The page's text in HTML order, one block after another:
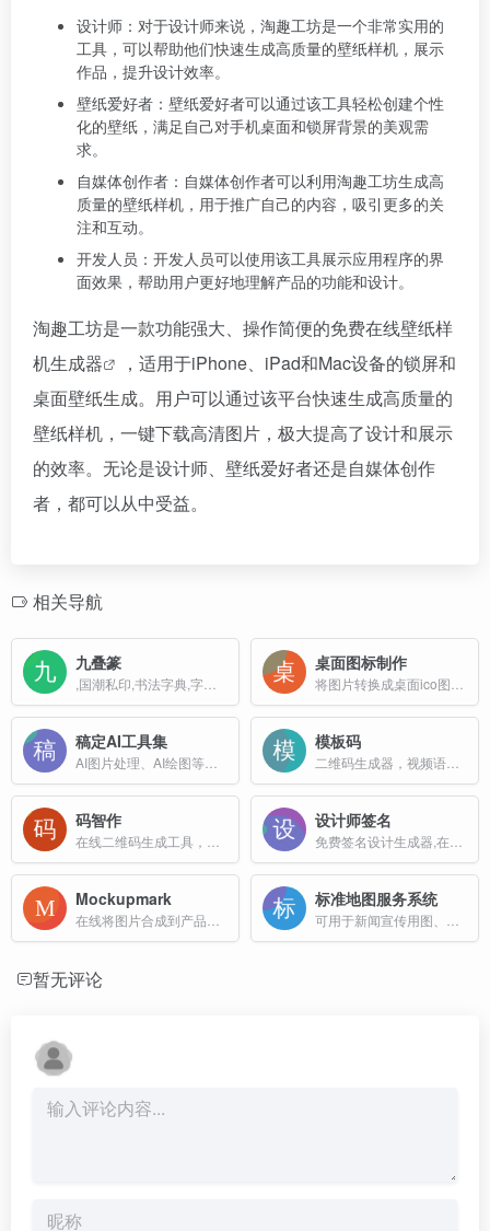
设计师：对于设计师来说，淘趣工坊是一个非常实用的
工具，可以帮助他们快速生成高质量的壁纸样机，展示
作品，提升设计效率。
壁纸爱好者：壁纸爱好者可以通过该工具轻松创建个性
化的壁纸，满足自己对手机桌面和锁屏背景的美观需
求。
自媒体创作者：自媒体创作者可以利用淘趣工坊生成高
质量的壁纸样机，用于推广自己的内容，吸引更多的关
注和互动。
开发人员：开发人员可以使用该工具展示应用程序的界
面效果，帮助用户更好地理解产品的功能和设计。
淘趣工坊是一款功能强大、操作简便的免费在线壁纸样
机生成器
，适用于iPhone、iPad和Mac设备的锁屏和
桌面壁纸生成。用户可以通过该平台快速生成高质量的
壁纸样机，一键下载高清图片，极大提高了设计和展示
的效率。无论是设计师、壁纸爱好者还是自媒体创作
者，都可以从中受益。
相关导航
九叠篆 桌面图标制作
稿定AI工具集 模板码
码智作 设计师签名
Mockupmark 标准地图服务系统
暂无评论